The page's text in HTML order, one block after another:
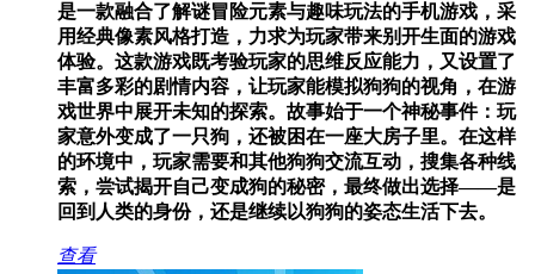
是一款融合了解谜冒险元素与趣味玩法的手机游戏，采
用经典像素风格打造，力求为玩家带来别开生面的游戏
体验。这款游戏既考验玩家的思维反应能力，又设置了
丰富多彩的剧情内容，让玩家能模拟狗狗的视角，在游
戏世界中展开未知的探索。故事始于一个神秘事件：玩
家意外变成了一只狗，还被困在一座大房子里。在这样
的环境中，玩家需要和其他狗狗交流互动，搜集各种线
索，尝试揭开自己变成狗的秘密，最终做出选择——是
回到人类的身份，还是继续以狗狗的姿态生活下去。
查看